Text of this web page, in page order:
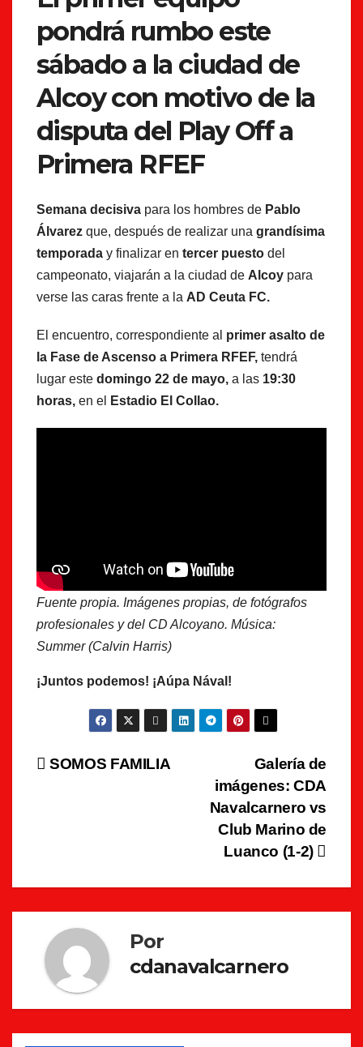
pondrá rumbo este
sábado a la ciudad de
Alcoy con motivo de la
disputa del Play Off a
Primera RFEF
Semana decisiva para los hombres de Pablo
Álvarez que, después de realizar una grandísima
temporada y finalizar en tercer puesto del
campeonato, viajarán a la ciudad de Alcoy para
verse las caras frente a la AD Ceuta FC.
El encuentro, correspondiente al primer asalto de
la Fase de Ascenso a Primera RFEF, tendrá
lugar este domingo 22 de mayo, a las 19:30
horas, en el Estadio El Collao.
Fuente propia. Imágenes propias, de fotógrafos
profesionales y del CD Alcoyano. Música:
Summer (Calvin Harris)
¡Juntos podemos! ¡Aúpa Nával!
Navegación
Galería de
imágenes: CDA
Navalcarnero vs
Club Marino de
Luanco (1-2)
SOMOS FAMILIA
Por
cdanavalcarnero